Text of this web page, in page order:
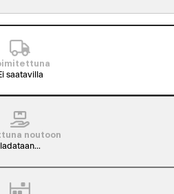
saatavilla
noutoon
ladataan...